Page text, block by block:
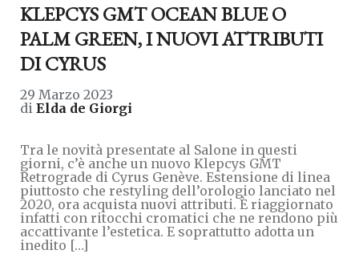
KLEPCYS GMT OCEAN BLUE O
PALM GREEN, I NUOVI ATTRIBUTI
DI CYRUS
29 Marzo 2023
di Elda de Giorgi
Tra le novità presentate al Salone in questi
giorni, c’è anche un nuovo Klepcys GMT
Retrograde di Cyrus Genève. Estensione di linea
piuttosto che restyling dell’orologio lanciato nel
2020, ora acquista nuovi attributi. È riaggiornato
infatti con ritocchi cromatici che ne rendono più
accattivante l’estetica. E soprattutto adotta un
inedito […]